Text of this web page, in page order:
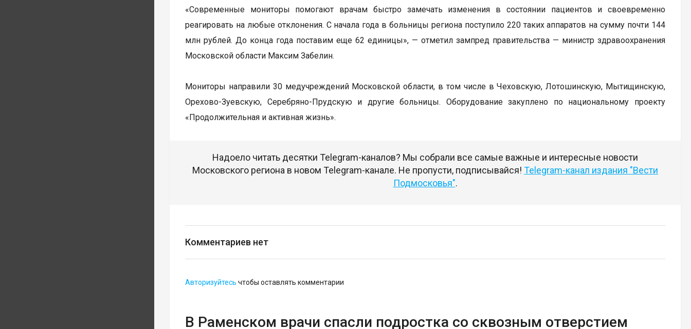
«Современные мониторы помогают врачам быстро замечать изменения в состоянии пациентов и своевременно
реагировать на любые отклонения. С начала года в больницы региона поступило 220 таких аппаратов на сумму почти 144
млн рублей. До конца года поставим еще 62 единицы», — отметил зампред правительства — министр здравоохранения
Московской области Максим Забелин.
Мониторы направили 30 медучреждений Московской области, в том числе в Чеховскую, Лотошинскую, Мытищинскую,
Орехово-Зуевскую, Серебряно-Прудскую и другие больницы. Оборудование закуплено по национальному проекту
«Продолжительная и активная жизнь».
Надоело читать десятки Telegram-каналов? Мы собрали все самые важные и интересные новости
Московского региона в новом Telegram-канале. Не пропусти, подписывайся! Telegram-канал издания "Вести
Подмосковья".
Комментариев нет
Авторизуйтесь чтобы оставлять комментарии
В Раменском врачи спасли подростка со сквозным отверстием